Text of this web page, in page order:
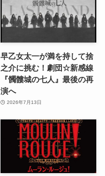
早乙女太一が満を持して捨
之介に挑む！劇団☆新感線
『髑髏城の七人』最後の再
演へ
2026年7月13日